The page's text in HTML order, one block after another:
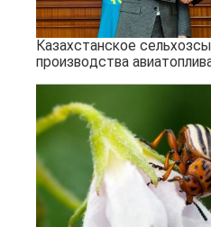
Казахстанское
производства